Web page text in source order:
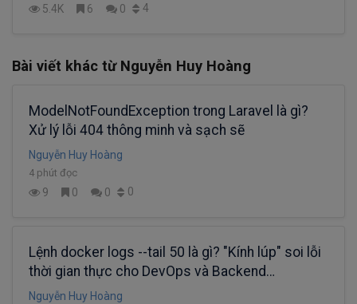
5.4K 6 0 4
Bài viết khác từ Nguyễn Huy Hoàng
ModelNotFoundException trong Laravel là gì?
Xử lý lỗi 404 thông minh và sạch sẽ
Nguyễn Huy Hoàng
4 phút đọc
9 0 0 0
Lệnh docker logs --tail 50 là gì? "Kính lúp" soi lỗi
thời gian thực cho DevOps và Backend
Developer
Nguyễn Huy Hoàng